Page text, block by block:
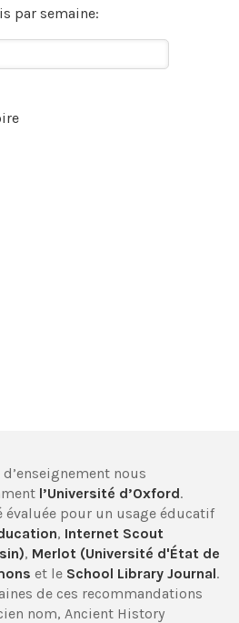
par semaine:
nous
l’Université d’Oxford.
pour un usage éducatif
, Internet Scout
, Merlot (Université d'État de
et le School Library Journal.
de ces recommandations
nom, Ancient History